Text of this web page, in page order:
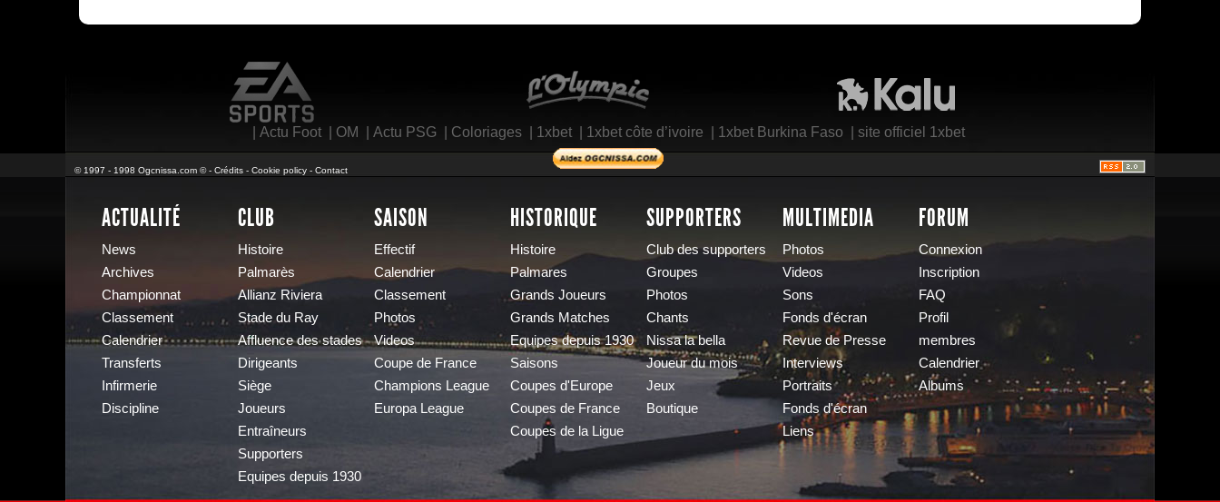
Actu Foot| OM Actu PSG| Coloriages| 1xbet| 1xbet côte d’ivoire 1xbet Burkina Faso site officiel 1xbet
© 1997 - 1998 Ogcnissa.com © - Crédits - Cookie policy - Contact
ACTUALITÉ
News
Archives
Championnat
Classement
Calendrier
Transferts
Infirmerie
Discipline
CLUB
Histoire
Palmarès
Allianz Riviera
Stade du Ray
Affluence des stades
Dirigeants
Siège
Joueurs
Entraîneurs
Supporters
Equipes depuis 1930
SAISON
Effectif
Calendrier
Classement
Photos
Videos
Coupe de France
Champions League
Europa League
HISTORIQUE
Histoire
Palmares
Grands Joueurs
Grands Matches
Equipes depuis 1930
Saisons
Coupes d'Europe
Coupes de France
Coupes de la Ligue
SUPPORTERS
Club des supporters
Groupes
Photos
Chants
Nissa la bella
Joueur du mois
Jeux
Boutique
MULTIMEDIA
Photos
Videos
Sons
Fonds d'écran
Revue de Presse
Interviews
Portraits
Fonds d'écran
Liens
FORUM
Connexion
Inscription
FAQ
Profil
membres
Calendrier
Albums